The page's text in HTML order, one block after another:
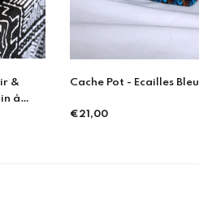
Cache vase - Orange
€25,00